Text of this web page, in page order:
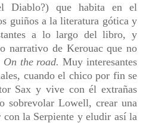
Diablo?) que habita en el
guiños a la literatura gótica y
a lo largo del libro, y
narrativo de Kerouac que no
On the road. Muy interesantes
cuando el chico por fin se
Sax y vive con él extrañas
sobrevolar Lowell, crear una
con la Serpiente y eludir así la